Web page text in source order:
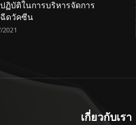
ฏิบัติในการบริหารจัดการ
ดวัคซีน
2021
เกี่ยวกับเรา